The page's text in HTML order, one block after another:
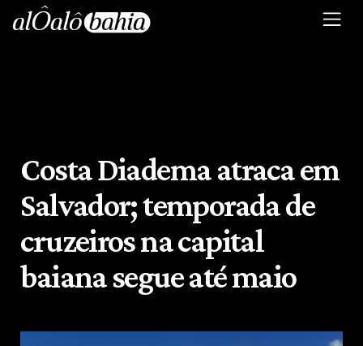
Costa Diadema atraca em
Salvador; temporada de
cruzeiros na capital
baiana segue até maio